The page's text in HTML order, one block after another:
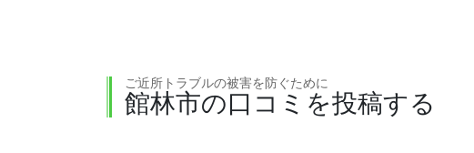
ご近所トラブルの被害を防ぐために
館林市の口コミを投稿する